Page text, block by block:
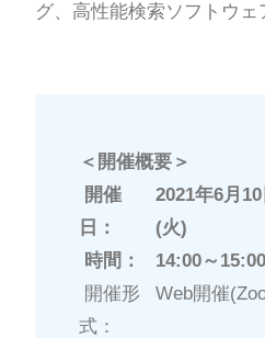
グ、高性能検索ソフトウェ
＜開催概要＞
開催
日：
2021年6月
(火)
時間：
14:00～15:00
開催形
式：
Web開催